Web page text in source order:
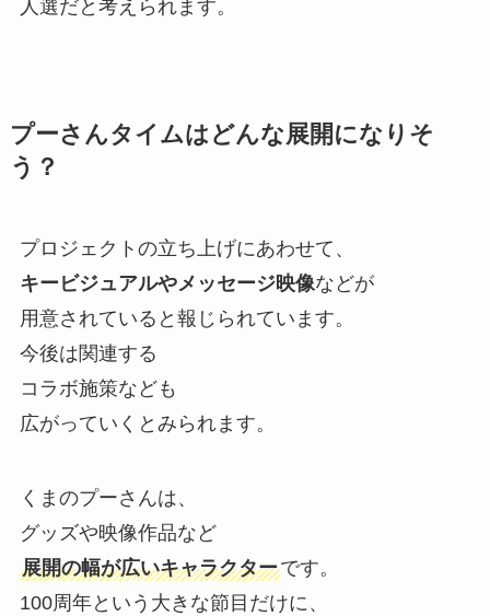
人選だと考えられます。
プーさんタイムはどんな展開になりそ
う？
プロジェクトの立ち上げにあわせて、
キービジュアルやメッセージ映像などが
用意されていると報じられています。
今後は関連する
コラボ施策なども
広がっていくとみられます。
くまのプーさんは、
グッズや映像作品など
展開の幅が広いキャラクターです。
100周年という大きな節目だけに、